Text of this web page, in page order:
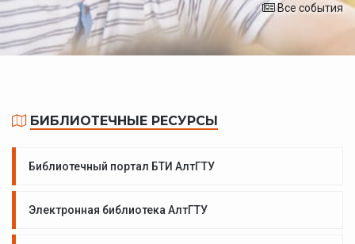
Все события
БИБЛИОТЕЧНЫЕ РЕСУРСЫ
Библиотечный портал БТИ АлтГТУ
Электронная библиотека АлтГТУ